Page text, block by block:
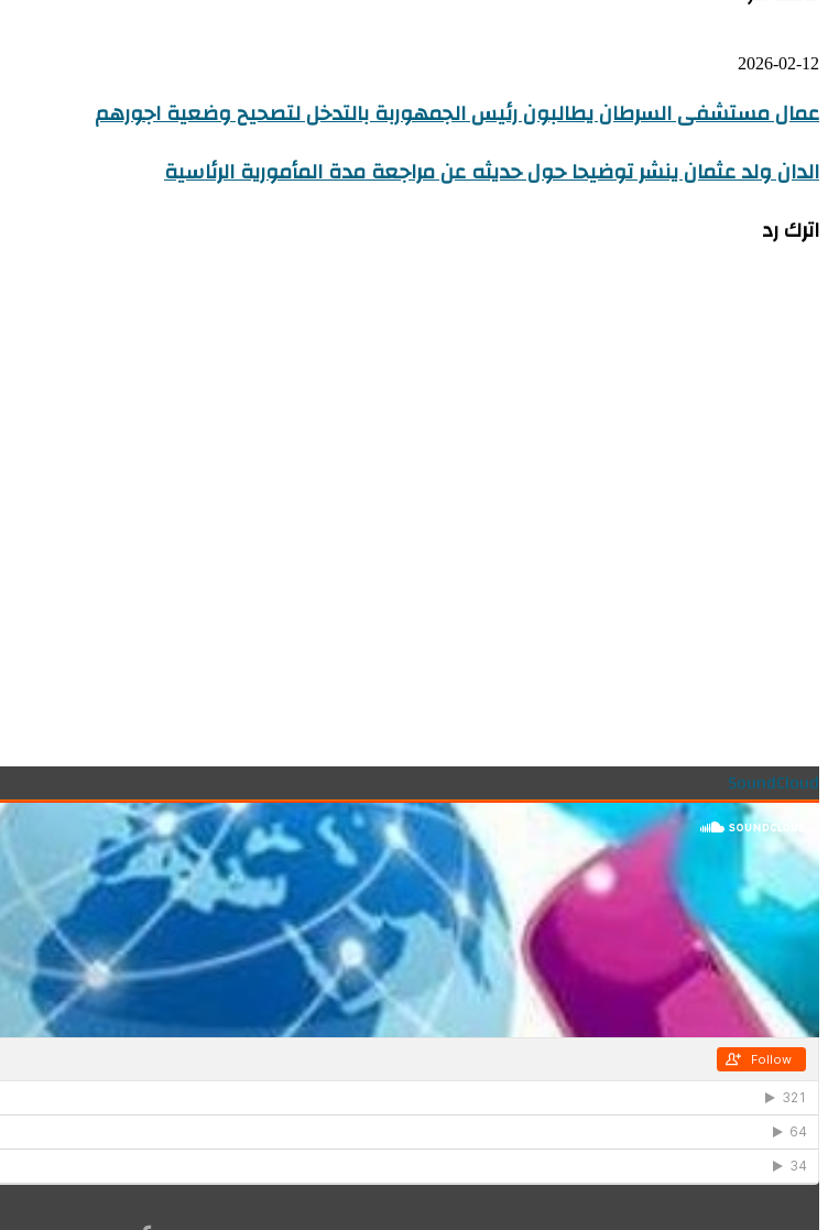
2026-02-12
عمال مستشفى السرطان يطالبون رئيس الجمهوربة بالتدخل لتصحيح وضعية اجورهم
الدان ولد عثمان ينشر توضيحا حول حديثه عن مراجعة مدة المأمورية الرئاسية
اترك رد
SoundCloud